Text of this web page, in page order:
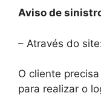
Aviso de
– Através do
O cliente
para realizar o